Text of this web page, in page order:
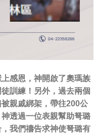
感恩，神開啟了奧瑪族
訓練！另外，過去兩個
親戚綁架，帶往200公
透過一位表親幫助弩璐
我們禱告求神使弩璐有